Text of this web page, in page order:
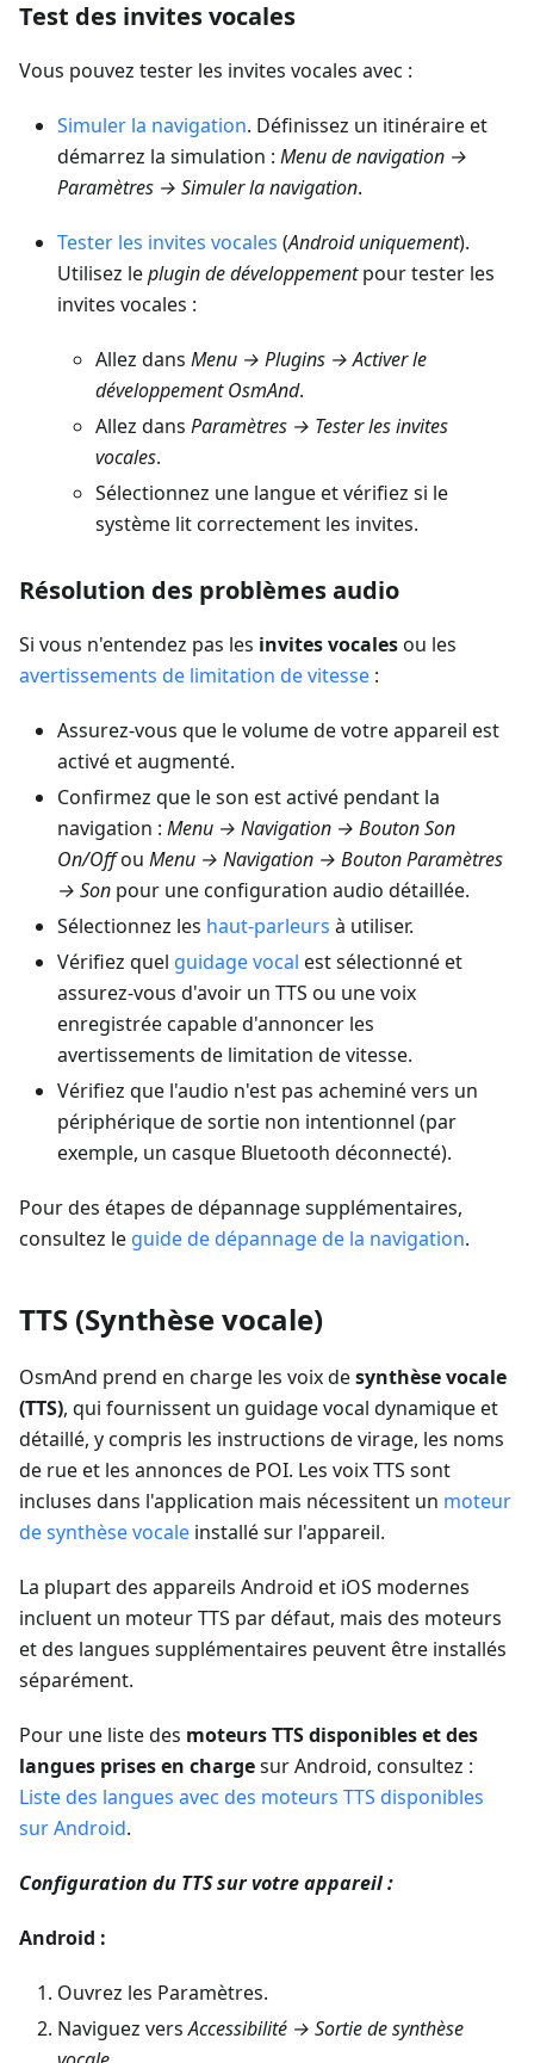
Test des invites vocales
Vous pouvez tester les invites vocales avec :
Simuler la navigation. Définissez un itinéraire et
démarrez la simulation : Menu de navigation →
Paramètres → Simuler la navigation.
Tester les invites vocales (Android uniquement).
Utilisez leplugin de développementpour tester les
invites vocales :
Allez dans Menu → Plugins → Activer le
développement OsmAnd.
Allez dans Paramètres → Tester les invites
vocales.
Sélectionnez une langue et vérifiez si le
système lit correctement les invites.
Résolution des problèmes audio
Si vous n'entendez pas les invites vocalesou les
avertissements de limitation de vitesse :
Assurez-vous que le volume de votre appareil est
activé et augmenté.
Confirmez que le son est activé pendant la
navigation : Menu → Navigation → Bouton Son
On/Offou Menu → Navigation → Bouton Paramètres
→ Son pour une configuration audio détaillée.
Sélectionnez les haut-parleurs à utiliser.
Vérifiez quel guidage vocal est sélectionné et
assurez-vous d'avoir un TTS ou une voix
enregistrée capable d'annoncer les
avertissements de limitation de vitesse.
Vérifiez que l'audio n'est pas acheminé vers un
périphérique de sortie non intentionnel (par
exemple, un casque Bluetooth déconnecté).
Pour des étapes de dépannage supplémentaires,
consultez le guide de dépannage de la navigation.
TTS (Synthèse vocale)
OsmAnd prend en charge les voix desynthèse vocale
(TTS), qui fournissent un guidage vocal dynamique et
détaillé, y compris les instructions de virage, les noms
de rue et les annonces de POI. Les voix TTS sont
incluses dans l'application mais nécessitent un moteur
de synthèse vocale installé sur l'appareil.
La plupart des appareils Android et iOS modernes
incluent un moteur TTS par défaut, mais des moteurs
et des langues supplémentaires peuvent être installés
séparément.
Pour une liste des moteurs TTS disponibles et des
langues prises en chargesur Android, consultez :
Liste des langues avec des moteurs TTS disponibles
sur Android.
Configuration du TTS sur votre appareil :
Android :
Ouvrez les Paramètres.
Naviguez versAccessibilité → Sortie de synthèse